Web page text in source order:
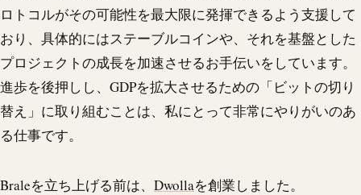
ロトコルがその可能性を最大限に発揮できるよう支援して
おり、具体的にはステーブルコインや、それを基盤とした
プロジェクトの成長を加速させるお手伝いをしています。
進歩を後押しし、GDPを拡大させるための「ビットの切り
替え」に取り組むことは、私にとって非常にやりがいのあ
る仕事です。
Braleを立ち上げる前は、 Dwollaを創業しました。